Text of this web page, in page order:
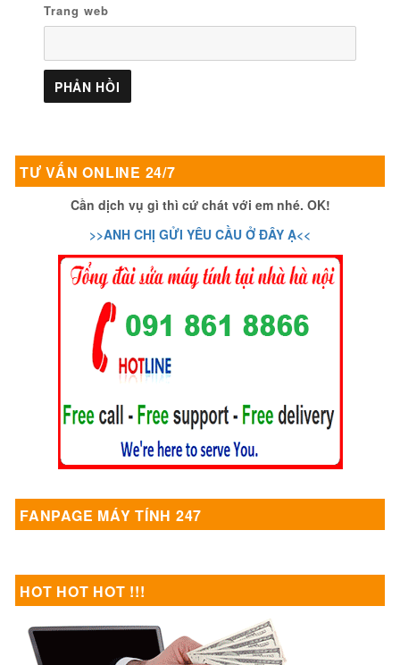
Trang web
TƯ VẤN ONLINE 24/7
Cần dịch vụ gì thì cứ chát với em nhé. OK!
>>ANH CHỊ GỬI YÊU CẦU Ở ĐÂY Ạ<<
FANPAGE MÁY TÍNH 247
HOT HOT HOT !!!